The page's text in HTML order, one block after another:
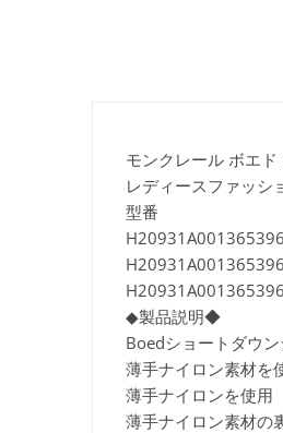
モンクレール ボエ
レディースファッシ
型番
◆製品説明◆
Boedショートダウ
薄手ナイロン素材を
薄手ナイロンを使用
薄手ナイロン素材の